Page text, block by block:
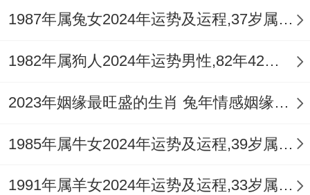
有孤僻、多思之性，需避免因过度关注个人
星透出，家庭不动产或子女事务可能成为夫
妻交流的重点，处理得当可成为情感粘合
1980年庚申猴（虚岁47）：流年丙火为「七
杀」。午火为「正官」，官杀混杂之势明
1987年属兔女2024年运势及运程,37岁属兔人2024全年每月运势女性如何
1982年属狗人2024年运势男性,82年42岁属狗男2024年每月运程怎么样
2023年姻缘最旺盛的生肖 兔年情感姻缘运比较旺的属相
1985年属牛女2024年运势及运程,39岁属牛人2024全年每月运势女性如何
1991年属羊女2024年运势及运程,33岁属羊人2024全年每月运势女性如何